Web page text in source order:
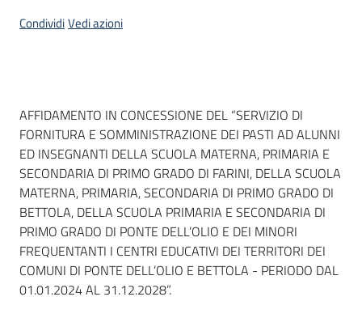
CondividiVedi azioni
Dati del bando
AFFIDAMENTO IN CONCESSIONE DEL “SERVIZIO DI
FORNITURA E SOMMINISTRAZIONE DEI PASTI AD ALUNNI
ED INSEGNANTI DELLA SCUOLA MATERNA, PRIMARIA E
SECONDARIA DI PRIMO GRADO DI FARINI, DELLA SCUOLA
MATERNA, PRIMARIA, SECONDARIA DI PRIMO GRADO DI
BETTOLA, DELLA SCUOLA PRIMARIA E SECONDARIA DI
PRIMO GRADO DI PONTE DELL’OLIO E DEI MINORI
FREQUENTANTI I CENTRI EDUCATIVI DEI TERRITORI DEI
COMUNI DI PONTE DELL’OLIO E BETTOLA - PERIODO DAL
01.01.2024 AL 31.12.2028”.